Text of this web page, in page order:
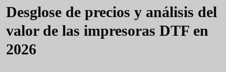
Desglose de precios y análisis del
valor de las impresoras DTF en
2026